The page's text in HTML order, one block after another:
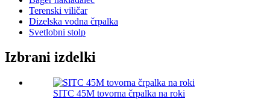
Terenski viličar
Dizelska vodna črpalka
Svetlobni stolp
Izbrani izdelki
SITC 45M tovorna črpalka na roki